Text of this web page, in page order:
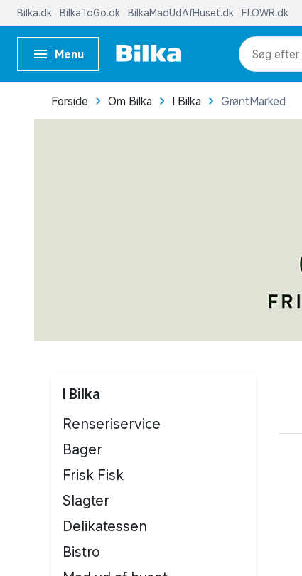
Bilka.dk BilkaToGo.dk BilkaMadUdAfHuset.dk FLOWR.dk
Menu
Forside Om Bilka I Bilka GrøntMarked
I Bilka
Renseriservice
Bager
Frisk Fisk
Slagter
Delikatessen
Bistro